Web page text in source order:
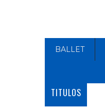
BALLET
TITULOS